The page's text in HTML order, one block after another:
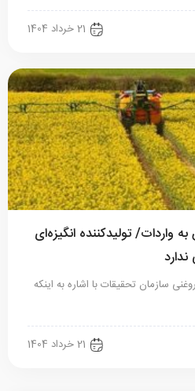
21 خرداد 1404
روغن به واردات/ تولیدکننده انگیزه‌ای
سازمان تحقیقات با اشاره به اینکه
21 خرداد 1404